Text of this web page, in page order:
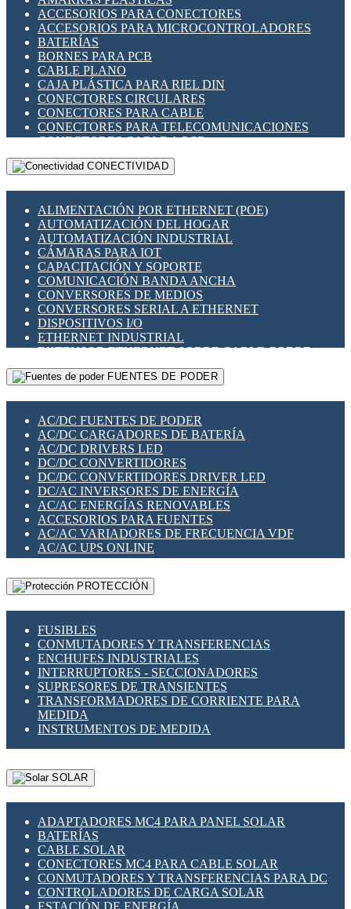
INDICADORES PARA PANEL
INTERFACES DE RELÉ
INTERRUPTORES FIN DE CARRERA
LLAVES CONMUTADORAS
MEDIDORES DE ENERGÍA Y TC'S DE CORRIENTE
MOTORES PASO A PASO
PANTALLAS HMI
PLC -CONTROLADORES LÓGICO PROGRAMABLES
PROGRAMADORES DE HORARIO
RELÉS DE PROTECCIÓN
SENSORES CAPACITIVOS
SENSORES INDUCTIVOS
TEMPORIZADORES
VARIACS
VARIADORES DE FRECUENCIA [VDF]
SECCIONADORES - INTERRUPTORES
MAQUINARIA
ACCESORIOS PARA CONECTORES
ACCESORIOS PARA MICROCONTROLADORES
BATERÍAS
BORNES PARA PCB
CABLE PLANO
CAJA PLÁSTICA PARA RIEL DIN
CONECTORES CIRCULARES
CONECTORES PARA CABLE
CONECTORES PARA TELECOMUNICACIONES
CONECTORES CABLE A PCB
CONECTORES PCB A CABLE
DIP SWITCHES
HERRAMIENTAS VARIAS
ILUMINACIÓN LED
INTERRUPTORES REED
INTERFACES DE RELÉ
OTROS RELÉS
PROTECCIÓN TÉRMICA
RELÉS AUTOMOTRICES
RELÉS DE SEÑAL
RELÉS DE ESTADO SÓLIDO SSR
RELÉS INDUSTRIALES
RELÉS MINIATURA DE POTENCIA
SENSORES MAGNÉTICOS
SWITCH Y MICROSWITCH
TARJETAS PI
UNIÓN Y DERIVACIÓN DE CABLE
CONECTIVIDAD
ALIMENTACIÓN POR ETHERNET (POE)
AUTOMATIZACIÓN DEL HOGAR
AUTOMATIZACIÓN INDUSTRIAL
CÁMARAS PARA IOT
CAPACITACIÓN Y SOPORTE
COMUNICACIÓN BANDA ANCHA
CONVERSORES DE MEDIOS
CONVERSORES SERIAL A ETHERNET
DISPOSITIVOS I/O
ETHERNET INDUSTRIAL
EXTENSOR ETHERNET SOBRE CABLE COBRE
GATEWAY LORAWAN
GESTIÓN DE REDES
PLACAS MODULARES IOT
SWITCHES Y REDES WIFI
SOLUCIONES IOT
SOLUCIONES LORAWAN
SOLUCIONES RED CELULAR
SEGURIDAD PARA REDES
SWITCHES LAN
TELEFONÍA IP (VOIP)
VIGILANCIA IP (CCTV)
MESHTASTIC
FUENTES DE PODER
AC/DC FUENTES DE PODER
AC/DC CARGADORES DE BATERÍA
AC/DC DRIVERS LED
DC/DC CONVERTIDORES
DC/DC CONVERTIDORES DRIVER LED
DC/AC INVERSORES DE ENERGÍA
AC/AC ENERGÍAS RENOVABLES
ACCESORIOS PARA FUENTES
AC/AC VARIADORES DE FRECUENCIA VDF
AC/AC UPS ONLINE
PROTECCIÓN
FUSIBLES
CONMUTADORES Y TRANSFERENCIAS
ENCHUFES INDUSTRIALES
INTERRUPTORES - SECCIONADORES
SUPRESORES DE TRANSIENTES
TRANSFORMADORES DE CORRIENTE PARA
MEDIDA
INSTRUMENTOS DE MEDIDA
SOLAR
ADAPTADORES MC4 PARA PANEL SOLAR
BATERÍAS
CABLE SOLAR
CONECTORES MC4 PARA CABLE SOLAR
CONMUTADORES Y TRANSFERENCIAS PARA DC
CONTROLADORES DE CARGA SOLAR